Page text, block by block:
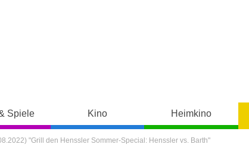
Spiele Kino Heimkino
"Grill den Henssler Sommer-Special: Henssler vs. Barth"